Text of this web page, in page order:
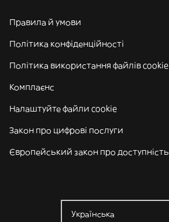
Правила й умови
Політика конфіденційності
Політика використання файлів cookie
Комплаєнс
Налаштуйте файли cookie
Закон про цифрові послуги
Європейський закон про доступність